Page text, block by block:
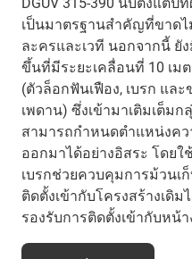
DGUV 315-390 นับตั้งแต่
เป็นมาตรฐานสำคัญที่ขาดไ
ละครและเวที นอกจากนี้ ยั
ขึ้นที่มีระยะเคลื่อนที่ 10 เม
(ตัวล็อกฟันเฟือง, เบรก แล
เพดาน) ซึ่งเข้ามาเติมเต็ม
สามารถกำหนดตำแหน่งค
ออกมาได้อย่างอิสระ โดย
เบรกช่วยควบคุมการม้วนเ
ติดตั้งเข้ากับโครงสร้างเดิ
รองรับการติดตั้งเข้ากับหน้